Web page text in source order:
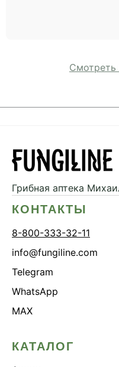
Смотреть
Грибная аптека
КОНТАКТЫ
8-800-333-32-11
info@fungiline.com
Telegram
WhatsApp
MAX
КАТАЛОГ